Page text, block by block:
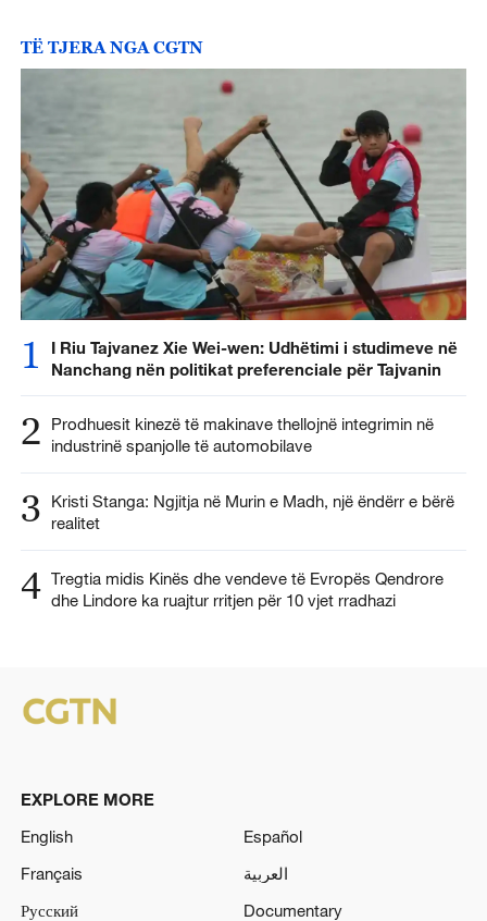
TË TJERA NGA CGTN
1
I Riu Tajvanez Xie Wei-wen: Udhëtimi i studimeve në
Nanchang nën politikat preferenciale për Tajvanin
2
Prodhuesit kinezë të makinave thellojnë integrimin në
industrinë spanjolle të automobilave
3
Kristi Stanga: Ngjitja në Murin e Madh, një ëndërr e bërë
realitet
4 Tregtia midis Kinës dhe vendeve të Evropës Qendrore
dhe Lindore ka ruajtur rritjen për 10 vjet rradhazi
EXPLORE MORE
English
Español
Français
العربية
Русский
Documentary